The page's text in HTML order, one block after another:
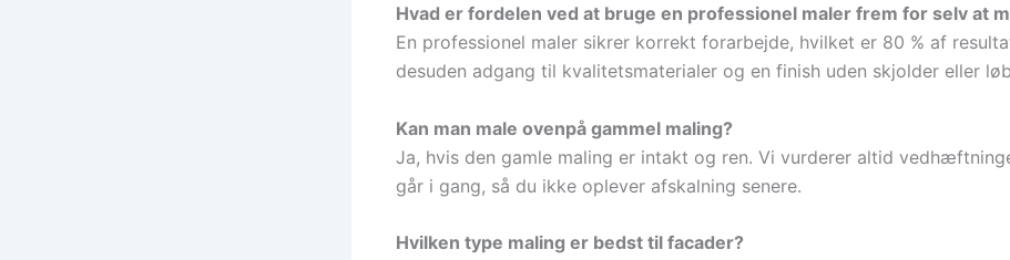
Hvad er fordelen ved at bruge en professionel maler frem for selv at
En professionel maler sikrer korrekt forarbejde, hvilket er 80 % af
desuden adgang til kvalitetsmaterialer og en finish uden skjolder eller
Kan man male ovenpå gammel maling?
Ja, hvis den gamle maling er intakt og ren. Vi vurderer altid
går i gang, så du ikke oplever afskalning senere.
Hvilken type maling er bedst til facader?